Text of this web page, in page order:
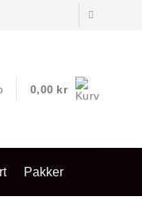
0,00 kr
Pakker